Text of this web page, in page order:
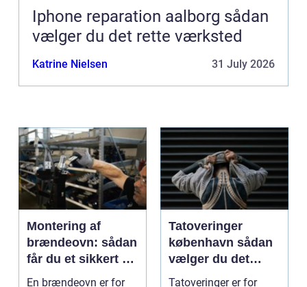
Iphone reparation aalborg sådan
vælger du det rette værksted
Katrine Nielsen 31 July 2026
Montering af
brændeovn: sådan
får du et sikkert og
smukt resultat
En brændeovn er for
Tatoveringer
københavn sådan
vælger du det
rigtige studie
Tatoveringer er for